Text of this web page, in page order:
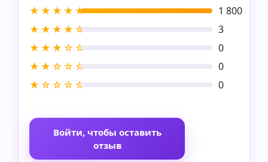
★★★★★
1 800
★★★★☆
3
★★★☆☆
0
★★☆☆☆
0
★☆☆☆☆
0
Войти, чтобы оставить
отзыв